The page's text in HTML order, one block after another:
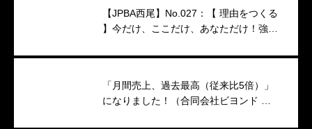
【JPBA西尾】No.027：【 理由をつくる
】今だけ、ここだけ、あなただけ！強い
「月間売上、過去最高（従来比5倍）」
になりました！（合同会社ビヨンド 代